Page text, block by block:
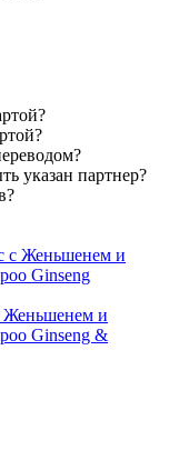
указан партнер?
Женьшенем и
Ginseng &